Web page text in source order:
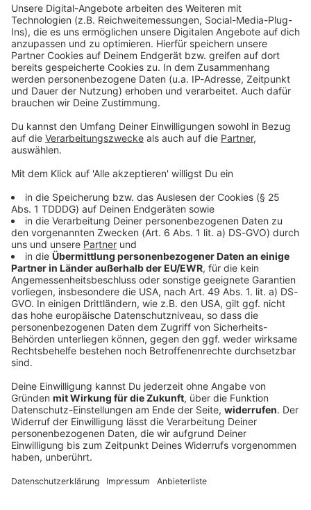
Die ANTENNE BAYERN
Heimatministerin: Seepferdchen-
Gutschein
Zu Beginn des neuen Schul- und Kindergartenjahres
2023/2024 bekommen alle Erstklässlerinnen und
Erstklässler bzw. Vorschulkinder einen Gutschein
über 50 Euro für einen Schwimmkurs für das
DAS KÖNNTE DICH AUCH INTERESSIEREN
Liebe
Die ersten drei Minuten eines Streits sind
entscheidend
Beziehung. Was sollte man machen - und was